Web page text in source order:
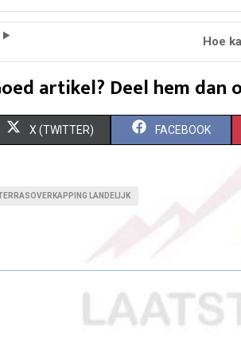
Hoe
artikel? Deel hem dan
S
O
X (TWITTER) S
O
N
FACEBOOK
LANDELIJK